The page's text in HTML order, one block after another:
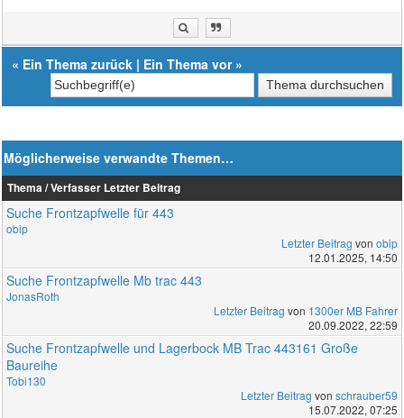
« Ein Thema zurück | Ein Thema vor»
Möglicherweise verwandte Themen…
Thema / Verfasser Letzter Beitrag
Suche Frontzapfwelle für 443
obip
Letzter Beitrag von obip
12.01.2025, 14:50
Suche Frontzapfwelle Mb trac 443
JonasRoth
Letzter Beitrag von 1300er MB Fahrer
20.09.2022, 22:59
Suche Frontzapfwelle und Lagerbock MB Trac 443161 Große
Baureihe
Tobi130
Letzter Beitrag von schrauber59
15.07.2022, 07:25